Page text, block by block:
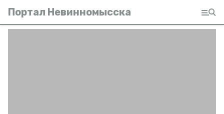
Портал Невинномысска